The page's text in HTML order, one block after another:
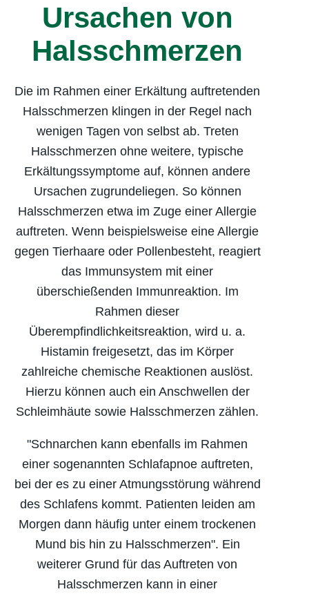
Ursachen von
Halsschmerzen
Die im Rahmen einer Erkältung auftretenden
Halsschmerzen klingen in der Regel nach
wenigen Tagen von selbst ab. Treten
Halsschmerzen ohne weitere, typische
Erkältungssymptome auf, können andere
Ursachen zugrundeliegen. So können
Halsschmerzen etwa im Zuge einer Allergie
auftreten. Wenn beispielsweise eine Allergie
gegen Tierhaare oder Pollenbesteht, reagiert
das Immunsystem mit einer
überschießenden Immunreaktion. Im
Rahmen dieser
Überempfindlichkeitsreaktion, wird u. a.
Histamin freigesetzt, das im Körper
zahlreiche chemische Reaktionen auslöst.
Hierzu können auch ein Anschwellen der
Schleimhäute sowie Halsschmerzen zählen.
"Schnarchen kann ebenfalls im Rahmen
einer sogenannten Schlafapnoe auftreten,
bei der es zu einer Atmungsstörung während
des Schlafens kommt. Patienten leiden am
Morgen dann häufig unter einem trockenen
Mund bis hin zu Halsschmerzen". Ein
weiterer Grund für das Auftreten von
Halsschmerzen kann in einer